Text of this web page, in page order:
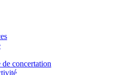
de concertation